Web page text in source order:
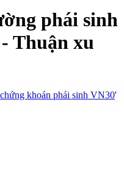
phái sinh
Thuận xu
khoán phái sinh VN30'